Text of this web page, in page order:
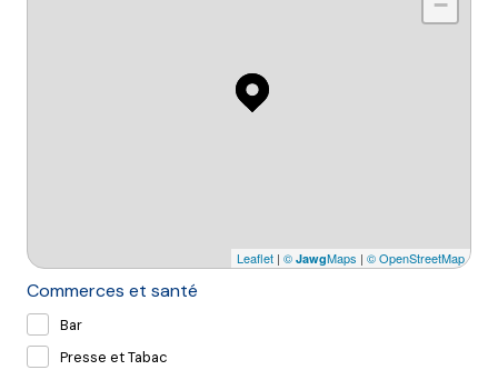
Leaflet | © JawgMaps | © OpenStreetMap
Commerces et santé
Bar
Presse et Tabac